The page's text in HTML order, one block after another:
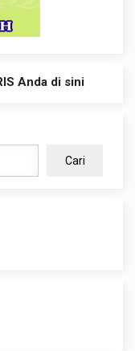
Anda di sini
Cari